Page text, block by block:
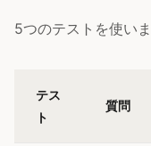
5つのテストを使いま
テス
ト
質問